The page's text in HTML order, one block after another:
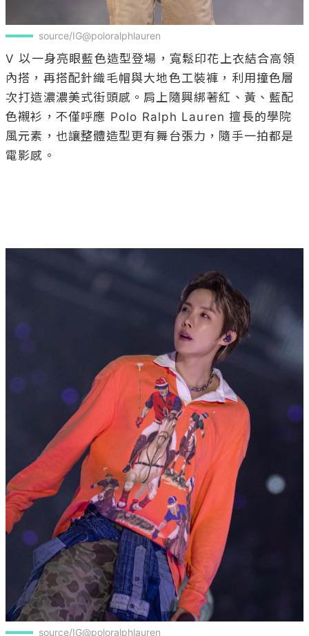
source/IG@poloralphlauren
V 以一身亮眼藍色造型登場，寬鬆印花上衣結合高領
內搭，再搭配針織毛帽與大地色工裝褲，利用撞色層
次打造濃濃美式街頭感。肩上隨興綁著紅、黃、藍配
色襯衫，不僅呼應 Polo Ralph Lauren 擅長的學院
風元素，也讓整體造型更有舞台張力，隨手一拍都是
電影感。
source/IG@poloralphlauren